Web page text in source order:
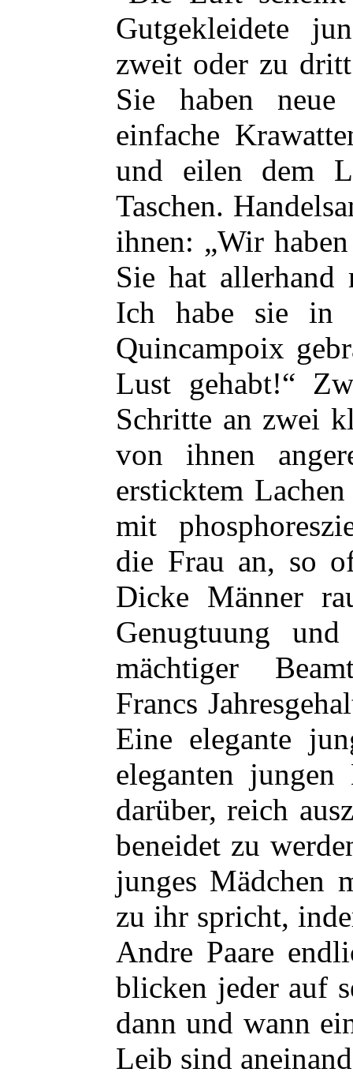
Gutgekleidete
zweit oder zu
Sie haben
einfache
und eilen dem
Taschen.
ihnen: „Wir
Sie hat allerhand
Ich habe sie in
Quincampoix
Lust gehabt!“
Schritte an zwei
von ihnen
ersticktem
mit
die Frau an, so
Dicke Männer
Genugtuung
mächtiger
Francs
Eine elegante
eleganten
darüber, reich
beneidet zu
junges Mädchen
zu ihr spricht,
Andre Paare
blicken jeder auf
dann und wann
Leib sind